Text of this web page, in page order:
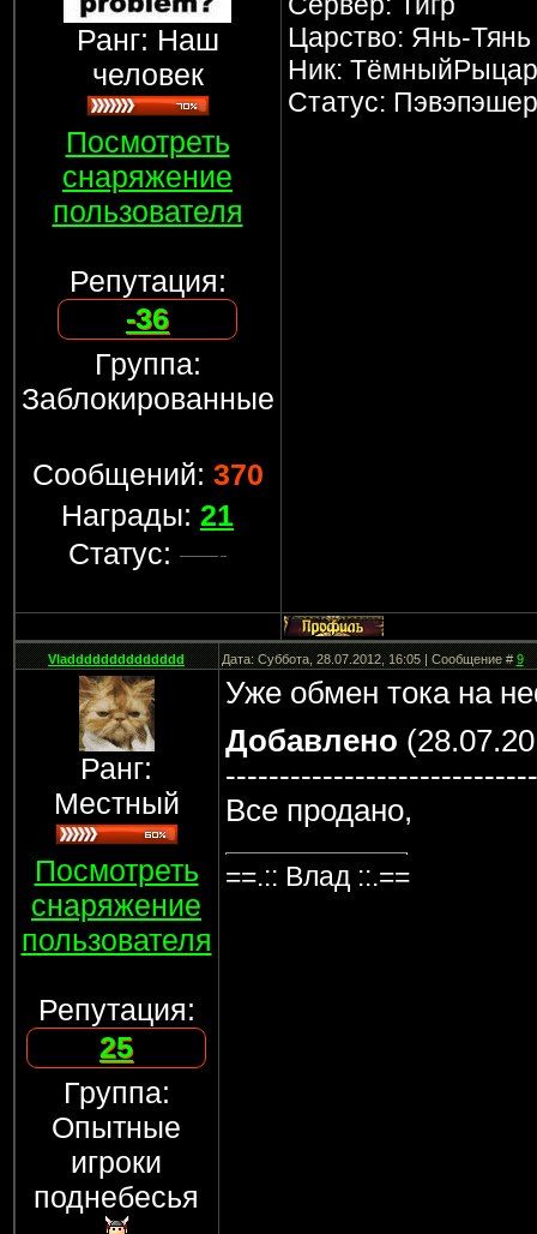
Ранг: Наш
человек
Посмотреть
снаряжение
пользователя
Репутация:
-36
Группа:
Заблокированные
Сообщений: 370
Награды: 21
Статус:
Царство: Янь-Тянь
Ник:
Статус: Пэвэпэшер
Vladddddddddddddd Дата: Суббота, 28.07.2012, 16:05 | Сообщение #9
Ранг:
Местный
Посмотреть
снаряжение
пользователя
Репутация:
25
Группа:
Опытные
игроки
поднебесья
Уже обмен тока на
Добавлено
Все продано,
==.:: Влад ::.==